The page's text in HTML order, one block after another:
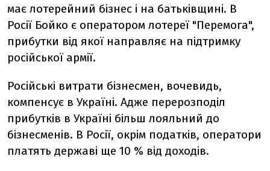
має лотерейний бізнес і на батьківщині. В
Росії Бойко є оператором лотереї "Перемога",
прибутки від якої направляє на підтримку
російської армії.
Російські витрати бізнесмен, вочевидь,
компенсує в Україні. Адже перерозподіл
прибутків в Україні більш лояльний до
бізнесменів. В Росії, окрім податків, оператори
платять державі ще 10 % від доходів.